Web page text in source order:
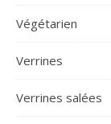
Végétarien
Verrines
Verrines salées